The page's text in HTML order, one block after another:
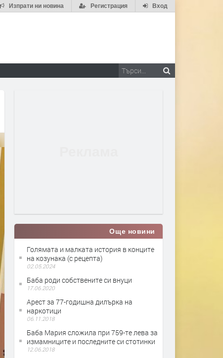
Вход
Регистрация
Изпрати ни новина
Още новини
Голямата и малката история в конците
на козунака (с рецепта)
02.05.2024
Баба роди собствените си внуци
17.06.2020
Арест за 77-годишна дилърка на
наркотици
06.11.2018
Баба Мария сложила при 759-те лева за
измамниците и последните си стотинки
12.06.2018